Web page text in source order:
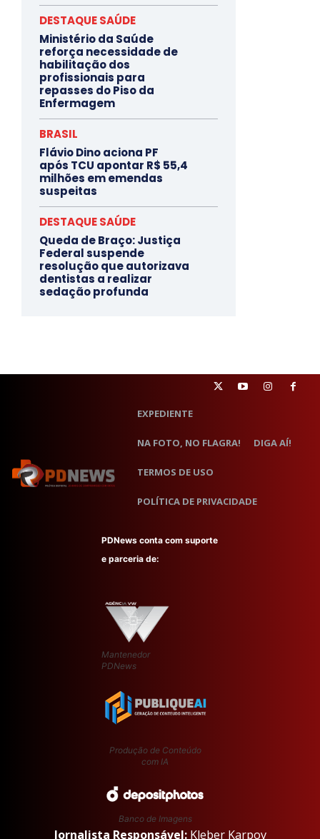
DESTAQUE SAÚDE
Ministério da Saúde
reforça necessidade de
habilitação dos
profissionais para
repasses do Piso da
Enfermagem
BRASIL
Flávio Dino aciona PF
após TCU apontar R$ 55,4
milhões em emendas
suspeitas
DESTAQUE SAÚDE
Queda de Braço: Justiça
Federal suspende
resolução que autorizava
dentistas a realizar
sedação profunda
EXPEDIENTE
NA FOTO, NO FLAGRA! DIGA AÍ!
TERMOS DE USO
POLÍTICA DE PRIVACIDADE
PDNews conta com suporte
e parceria de:
Mantenedor
PDNews
Produção de Conteúdo
com IA
Banco de Imagens
Jornalista Responsável:Kleber Karpov